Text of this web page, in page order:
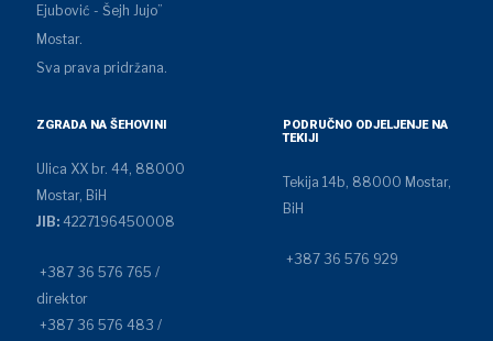
Ejubović - Šejh Jujo”
Mostar.
Sva prava pridržana.
ZGRADA NA ŠEHOVINI
Ulica XX br. 44, 88000
Mostar, BiH
JIB:4227196450008
+387 36 576 765 /
direktor
+387 36 576 483 /
PODRUČNO ODJELJENJE NA
TEKIJI
Tekija 14b, 88000 Mostar,
BiH
+387 36 576 929